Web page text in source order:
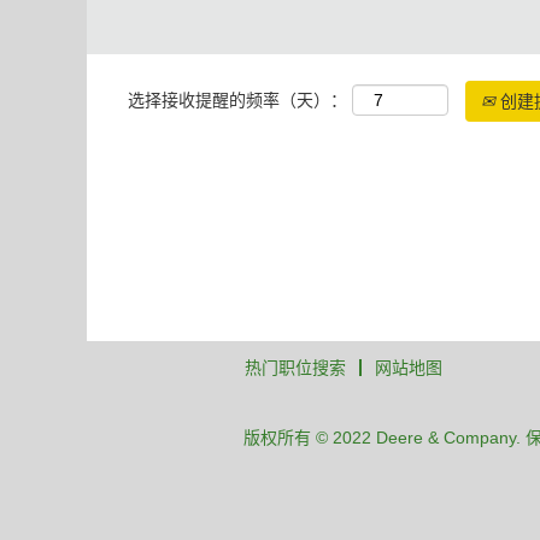
选择接收提醒的频率（天）： 创建
热门职位搜索 网站地图
版权所有 © 2022 Deere & Company. 保